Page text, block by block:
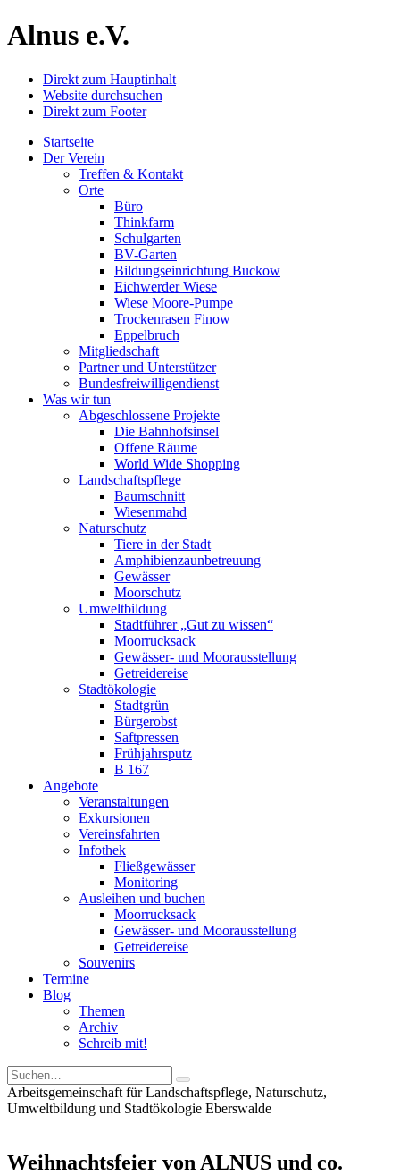
Alnus e.V.
Direkt zum Hauptinhalt
Website durchsuchen
Direkt zum Footer
Startseite
Der Verein
Treffen & Kontakt
Orte
Büro
Thinkfarm
Schulgarten
BV-Garten
Bildungseinrichtung Buckow
Eichwerder Wiese
Wiese Moore-Pumpe
Trockenrasen Finow
Eppelbruch
Mitgliedschaft
Partner und Unterstützer
Bundesfreiwilligen­dienst
Was wir tun
Abgeschlossene Projekte
Die Bahnhofsinsel
Offene Räume
World Wide Shopping
Landschaftspflege
Baumschnitt
Wiesenmahd
Naturschutz
Tiere in der Stadt
Amphibienzaun­betreuung
Gewässer
Moorschutz
Umweltbildung
Stadtführer „Gut zu wissen“
Moorrucksack
Gewässer- und Moorausstellung
Getreidereise
Stadtökologie
Stadtgrün
Bürgerobst
Saftpressen
Frühjahrsputz
B 167
Angebote
Veranstaltungen
Exkursionen
Vereinsfahrten
Infothek
Fließgewässer
Monitoring
Ausleihen und buchen
Moorrucksack
Gewässer- und Moorausstellung
Getreidereise
Souvenirs
Termine
Blog
Themen
Archiv
Schreib mit!
Arbeitsgemeinschaft für Landschaftspflege, Naturschutz,
Umweltbildung und Stadtökologie Eberswalde
Weihnachtsfeier von ALNUS und co.